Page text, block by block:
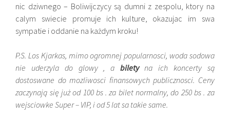
nic dziwnego – Boliwijczycy są dumni z zespolu, ktory na
calym swiecie promuje ich kulture, okazujac im swa
sympatie i oddanie na każdym kroku!
P.S. Los Kjarkas, mimo ogromnej popularnosci, woda sodowa
nie uderzyla do glowy , a biletyna ich koncerty są
dostoswane do mozliwosci finansowych publicznosci. Ceny
zaczynają się już od 100 bs . za bilet normalny, do 250 bs . za
wejsciowke Super – VIP, i od 5 lat sa takie same.